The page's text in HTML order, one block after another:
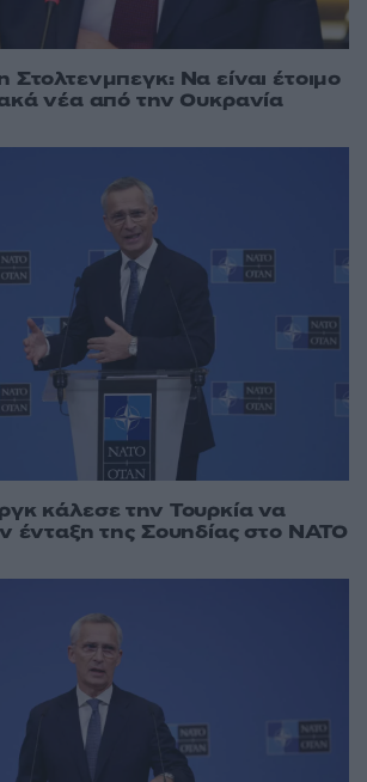
Στολτενμπεγκ: Να είναι έτοιμο
νέα από την Ουκρανία
κάλεσε την Τουρκία να
ένταξη της Σουηδίας στο ΝΑΤΟ